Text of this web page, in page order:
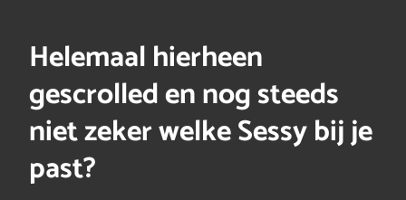
Helemaal hierheen
gescrolled en nog steeds
niet zeker welke Sessy bij je
past?